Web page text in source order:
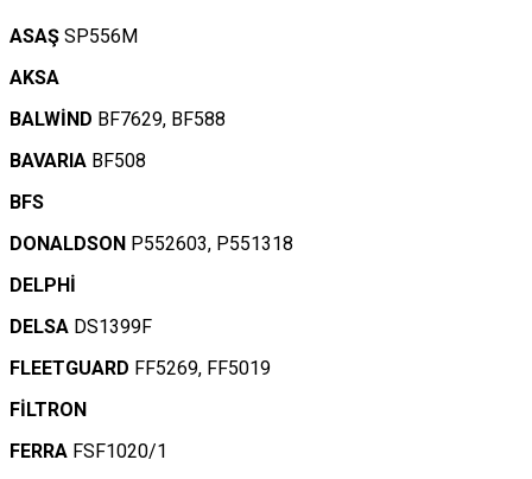
ASAŞ SP556M
AKSA
BALWİND BF7629, BF588
BAVARIA BF508
BFS
DONALDSON P552603, P551318
DELPHİ
DELSA DS1399F
FLEETGUARD FF5269, FF5019
FİLTRON
FERRA FSF1020/1